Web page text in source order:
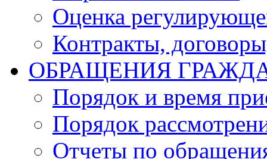
Оценка
Контракты,
ОБРАЩЕНИЯ
Порядок и время
Порядок
Отчеты по